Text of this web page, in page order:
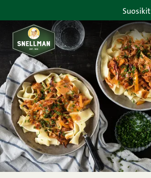
Suosikit